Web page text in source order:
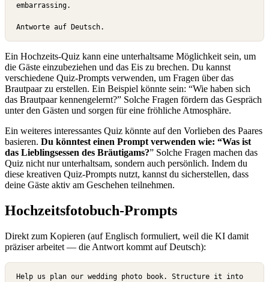
embarrassing.
Antworte auf Deutsch.
Ein Hochzeits-Quiz kann eine unterhaltsame Möglichkeit sein, um
die Gäste einzubeziehen und das Eis zu brechen. Du kannst
verschiedene Quiz-Prompts verwenden, um Fragen über das
Brautpaar zu erstellen. Ein Beispiel könnte sein: “Wie haben sich
das Brautpaar kennengelernt?” Solche Fragen fördern das Gespräch
unter den Gästen und sorgen für eine fröhliche Atmosphäre.
Ein weiteres interessantes Quiz könnte auf den Vorlieben des Paares
basieren. Du könntest einen Prompt verwenden wie: “Was ist
das Lieblingsessen des Bräutigams?” Solche Fragen machen das
Quiz nicht nur unterhaltsam, sondern auch persönlich. Indem du
diese kreativen Quiz-Prompts nutzt, kannst du sicherstellen, dass
deine Gäste aktiv am Geschehen teilnehmen.
Hochzeitsfotobuch-Prompts
Direkt zum Kopieren (auf Englisch formuliert, weil die KI damit
präziser arbeitet — die Antwort kommt auf Deutsch):
Help us plan our wedding photo book. Structure it into